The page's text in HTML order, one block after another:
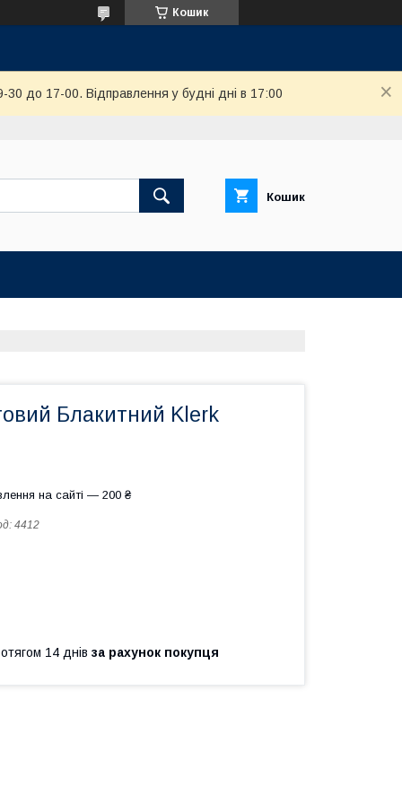
Кошик
до 17-00. Відправлення у будні дні в 17:00
Кошик
Блакитний Klerk
на сайті — 200 ₴
4412
14 днів за рахунок покупця